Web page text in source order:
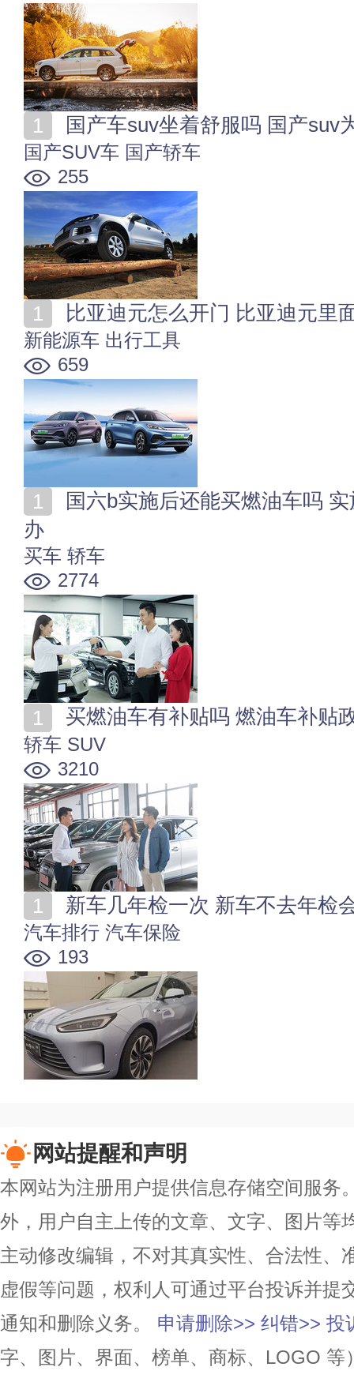
国产车suv坐着舒服吗 国产suv
国产SUV车 国产轿车
255
比亚迪元怎么开门 比亚迪元里
新能源车 出行工具
659
办
买车 轿车
2774
买燃油车有补贴吗 燃油车补贴
轿车 SUV
3210
新车几年检一次 新车不去年检
汽车排行 汽车保险
193
网站提醒和声明
本网站为注册用户提供信息存储空间服务
外，用户自主上传的文章、文字、图片等
主动修改编辑，不对其真实性、合法性、
虚假等问题，权利人可通过平台投诉并提
通知和删除义务。
申请删除>> 纠错>> 投
字、图片、界面、榜单、商标、LOGO